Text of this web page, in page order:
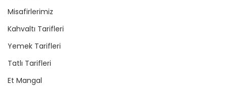
Misafirlerimiz
Kahvaltı Tarifleri
Yemek Tarifleri
Tatlı Tarifleri
Et Mangal